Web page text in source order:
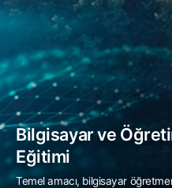
Bilgisayar ve
Eğitimi
Temel amacı, bilgisayar